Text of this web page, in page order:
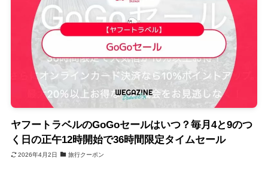
ヤフートラベルのGoGoセールはいつ？毎月4と9のつ
く日の正午12時開始で36時間限定タイムセール
2026年4月2日 旅行クーポン